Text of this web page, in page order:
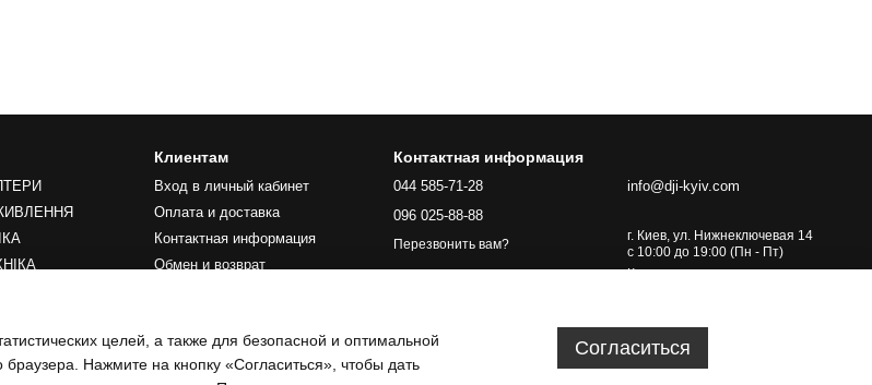
Клиентам
Вход в личный кабинет
Оплата и доставка
Контактная информация
Обмен и возврат
Блог
Контактная информация
044 585-71-28
096 025-88-88
Перезвонить вам?
info@dji-kyiv.com
г. Киев, ул. Нижнеключевая 14
с 10:00 до 19:00 (Пн - Пт)
Карта проезда
целей, а также для безопасной и оптимальной
Нажмите на кнопку «Согласиться», чтобы дать
Согласиться